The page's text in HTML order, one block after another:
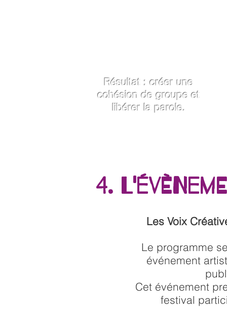
Résultat : créer une
cohésion de groupe et
libérer la parole.
4.
​Les Voix
Le programme
événement
Cet événement
festival